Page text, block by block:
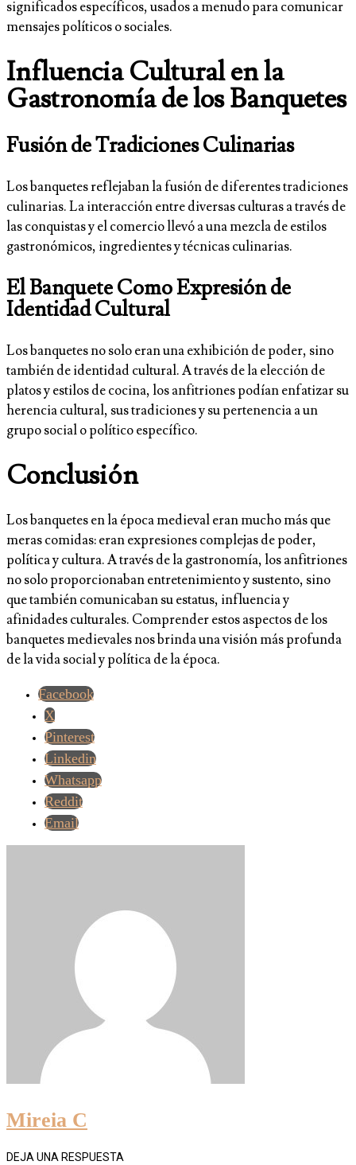
significados específicos, usados a menudo para comunicar
mensajes políticos o sociales.
Influencia Cultural en la
Gastronomía de los Banquetes
Fusión de Tradiciones Culinarias
Los banquetes reflejaban la fusión de diferentes tradiciones
culinarias. La interacción entre diversas culturas a través de
las conquistas y el comercio llevó a una mezcla de estilos
gastronómicos, ingredientes y técnicas culinarias.
El Banquete Como Expresión de
Identidad Cultural
Los banquetes no solo eran una exhibición de poder, sino
también de identidad cultural. A través de la elección de
platos y estilos de cocina, los anfitriones podían enfatizar su
herencia cultural, sus tradiciones y su pertenencia a un
grupo social o político específico.
Conclusión
Los banquetes en la época medieval eran mucho más que
meras comidas: eran expresiones complejas de poder,
política y cultura. A través de la gastronomía, los anfitriones
no solo proporcionaban entretenimiento y sustento, sino
que también comunicaban su estatus, influencia y
afinidades culturales. Comprender estos aspectos de los
banquetes medievales nos brinda una visión más profunda
de la vida social y política de la época.
Facebook
X
Pinterest
Linkedin
Whatsapp
Reddit
Email
Mireia C
DEJA UNA RESPUESTA